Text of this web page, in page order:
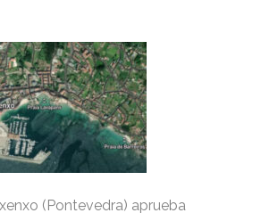
(Pontevedra) aprueba